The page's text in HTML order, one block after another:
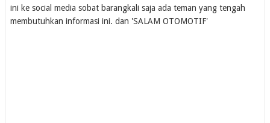
ini ke social media sobat barangkali saja ada teman yang tengah
membutuhkan informasi ini. dan 'SALAM OTOMOTIF'